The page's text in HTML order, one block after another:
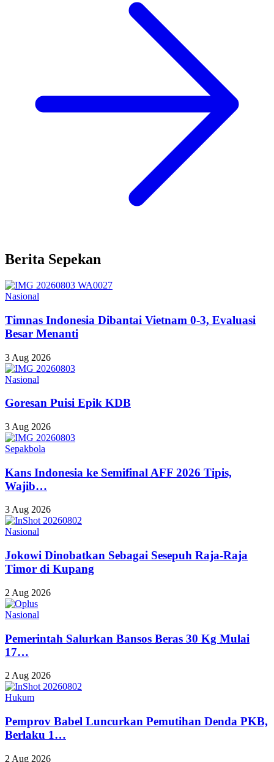
Berita Sepekan
Nasional
Timnas Indonesia Dibantai Vietnam 0-3, Evaluasi
Besar Menanti
3 Aug 2026
Nasional
Goresan Puisi Epik KDB
3 Aug 2026
Sepakbola
Kans Indonesia ke Semifinal AFF 2026 Tipis,
Wajib…
3 Aug 2026
Nasional
Jokowi Dinobatkan Sebagai Sesepuh Raja-Raja
Timor di Kupang
2 Aug 2026
Nasional
Pemerintah Salurkan Bansos Beras 30 Kg Mulai
17…
2 Aug 2026
Hukum
Pemprov Babel Luncurkan Pemutihan Denda PKB,
Berlaku 1…
2 Aug 2026